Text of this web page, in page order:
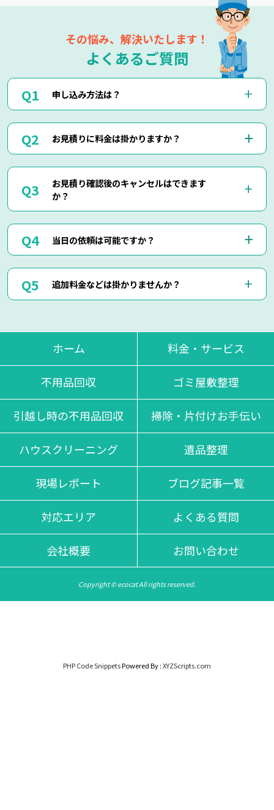
その悩み、解決いたします！
よくあるご質問
申し込み方法は？
くださいませ。
お電話・メール・LINEにてご予約が可能です。
ご相談の際にご依頼作業の詳細や回収物の詳細など、ご説明
して頂けましたら簡易お見積りも可能でございます。
お客様に分かりやすくご説明させて頂きますのでご安心くだ
お見積りに料金は掛かりますか？
りますのでご安心してご相談くださいませ。
現地にて現物を確認しないと正確なお見積りを出せない場合
もございますので、お電話・メール・LINEでのお見積り
は、簡易お見積りを出させて頂きます。
正確なお見積りをご希望の場合は『出張お見積り』をご希望
頂ければ、無料にてご対応させて頂きます。
お見積り確認後のキャンセルはできます
か？
出張費などはもちろん掛かりませんのでご安心ください。
当社ではお見積り金額に納得されていないお客様に対して無
断で作業は行いません。
ただし悪質なキャンセルに関しましてはキャンセル料を頂く
場合もございます。
当日の依頼は可能ですか？
東京・神奈川・千葉・埼玉の対応エリア内でしたら、最短25
分で現地に到着させて頂きます。
追加料金などは掛かりませんか？
でご対応させて頂いております。
不当な追加料金等は一切掛かりませんのでご安心くださいま
ホーム 料金・サービス
不用品回収 ゴミ屋敷整理
引越し時の不用品回収 掃除・片付けお手伝い
ハウスクリーニング 遺品整理
現場レポート ブログ記事一覧
対応エリア よくある質問
会社概要 お問い合わせ
Copyright © ecocat All rights reserved.
PHP Code SnippetsPowered By :XYZScripts.com